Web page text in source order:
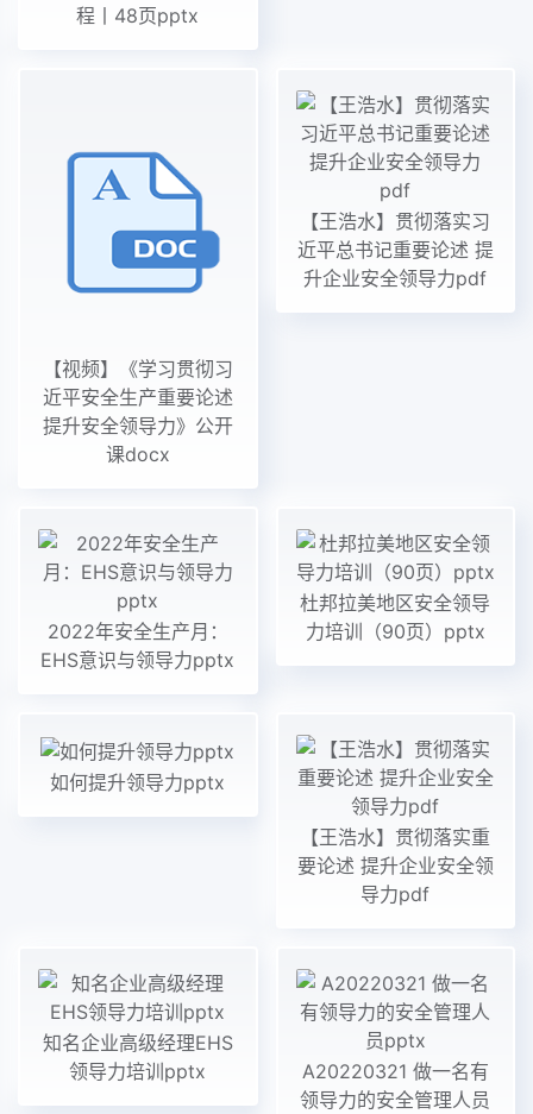
程丨48页pptx
【视频】《学习贯彻习
近平安全生产重要论述
提升安全领导力》公开
课docx
【王浩水】贯彻落实习
近平总书记重要论述 提
升企业安全领导力pdf
2022年安全生产月：
EHS意识与领导力pptx
杜邦拉美地区安全领导
力培训（90页）pptx
如何提升领导力pptx
【王浩水】贯彻落实重
要论述 提升企业安全领
导力pdf
知名企业高级经理EHS
领导力培训pptx
A20220321 做一名有
领导力的安全管理人员